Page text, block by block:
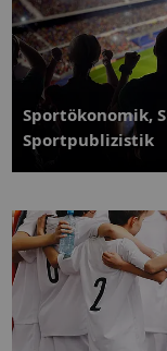
Sportökonomik,
Sportpublizistik